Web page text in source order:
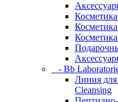
- Bb
Линия для
Cleansing